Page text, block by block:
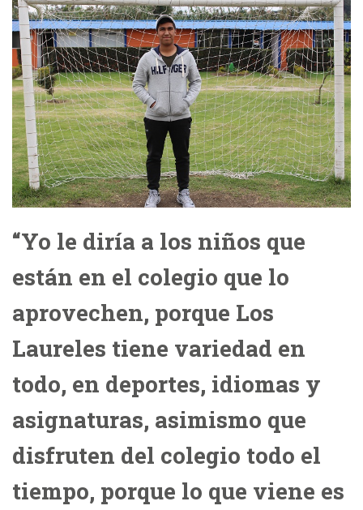
“Yo le diría a los niños que
están en el colegio que lo
aprovechen, porque Los
Laureles tiene variedad en
todo, en deportes, idiomas y
asignaturas, asimismo que
disfruten del colegio todo el
tiempo, porque lo que viene es